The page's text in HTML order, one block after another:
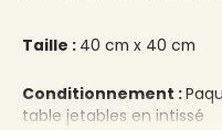
Taille : 40 cm x 40 cm
Conditionnement :
table jetables en intissé